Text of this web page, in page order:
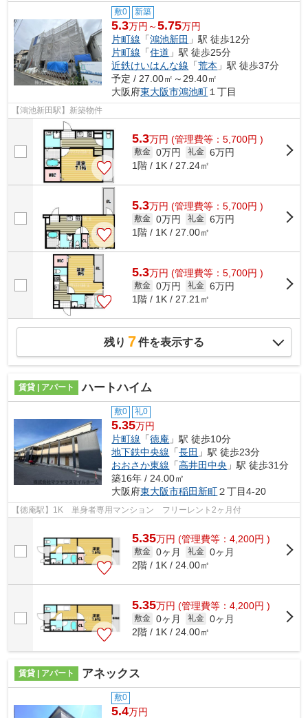
敷0 新築
5.3万円～5.75万円
片町線 「鴻池新田 」駅 徒歩12分
片町線 「住道 」駅 徒歩25分
近鉄けいはんな線 「荒本 」駅 徒歩37分
予定 / 27.00㎡～29.40㎡
大阪府東大阪市鴻池町１丁目
【鴻池新田駅】新築物件
5.3万円 (管理費等：5,700円 )
敷金 0万円 礼金 6万円
1階 / 1K / 27.24㎡
5.3万円 (管理費等：5,700円 )
敷金 0万円 礼金 6万円
1階 / 1K / 27.00㎡
5.3万円 (管理費等：5,700円 )
敷金 0万円 礼金 6万円
1階 / 1K / 27.21㎡
残り 7件を表示する
賃貸 | アパート ハートハイム
敷0 礼0
5.35万円
片町線 「徳庵 」駅 徒歩10分
地下鉄中央線 「長田 」駅 徒歩23分
おおさか東線 「高井田中央 」駅 徒歩31分
築16年 / 24.00㎡
大阪府東大阪市稲田新町２丁目4-20
【徳庵駅】1K 単身者専用マンション フリーレント2ヶ月付
5.35万円 (管理費等：4,200円 )
敷金 0ヶ月 礼金 0ヶ月
2階 / 1K / 24.00㎡
5.35万円 (管理費等：4,200円 )
敷金 0ヶ月 礼金 0ヶ月
2階 / 1K / 24.00㎡
賃貸 | アパート アネックス
敷0
5.4万円